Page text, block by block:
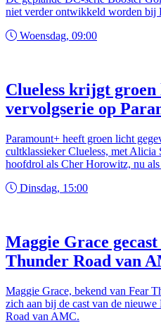
niet verder ontwikkeld worden bij
Woensdag, 09:00
Clueless krijgt
vervolgserie op
Paramount+ heeft groen licht
cultklassieker Clueless, met Alicia
hoofdrol als Cher Horowitz, nu als
Dinsdag, 15:00
Maggie Grace
Thunder Road van
Maggie Grace, bekend van Fear
zich aan bij de cast van de
Road van AMC.